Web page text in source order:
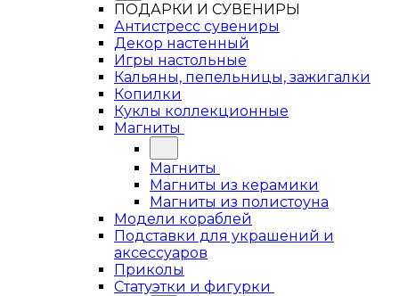
ПОДАРКИ И СУВЕНИРЫ
Антистресс сувениры
Декор настенный
Игры настольные
Кальяны, пепельницы, зажигалки
Копилки
Куклы коллекционные
Магниты
Магниты
Магниты из керамики
Магниты из полистоуна
Модели кораблей
Подставки для украшений и
аксессуаров
Приколы
Статуэтки и фигурки